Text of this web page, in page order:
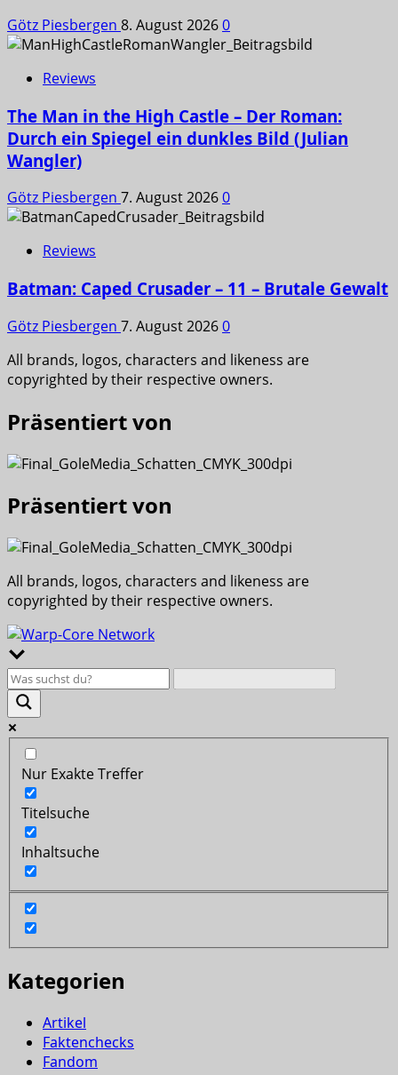
Götz Piesbergen 8. August 20260
Reviews
The Man in the High Castle – Der Roman:
Durch ein Spiegel ein dunkles Bild (Julian
Wangler)
Götz Piesbergen 7. August 20260
Reviews
Batman: Caped Crusader – 11 – Brutale Gewalt
Götz Piesbergen 7. August 20260
All brands, logos, characters and likeness are
copyrighted by their respective owners.
Präsentiert von
Präsentiert von
All brands, logos, characters and likeness are
copyrighted by their respective owners.
Nur Exakte Treffer
Titelsuche
Inhaltsuche
Kategorien
Artikel
Faktenchecks
Fandom